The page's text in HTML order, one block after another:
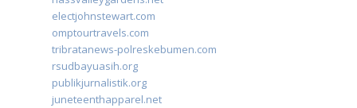
electjohnstewart.com
omptourtravels.com
tribratanews-polreskebumen.com
rsudbayuasih.org
publikjurnalistik.org
juneteenthapparel.net